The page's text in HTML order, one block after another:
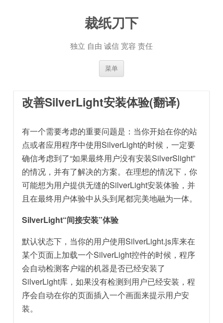
裁纸刀下
独立 自由 诚信 宽容 责任
菜单
改善SilverLight安装体验(翻译)
有一个需要考虑的重要问题是：当你开始在你的站
点或者应用程序中使用SilverLight的时候，一定要
确信考虑到了“如果最终用户没有安装SilverSlight”
的情况，并有了解决的方案。在理想的情况下，你
可能想为用户提供无缝的SilverLight安装体验，并
且在最终用户体验中从头到尾都完美地融为一体。
SilverLight“间接安装”体验
默认状态下，当你的用户使用SilverLight.js库来在
某个页面上加载一个SilverLight控件的时候，程序
会自动检测客户端的机器是否已经安装了
SilverLight库，如果没有检测到用户已经安装，程
序会自动在你的页面插入一个画面来提示用户安
装。